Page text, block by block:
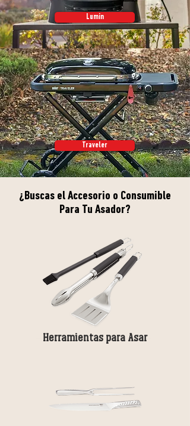
Lumin
Traveler
¿Buscas el Accesorio o Consumible
Para Tu Asador?
Herramientas para Asar